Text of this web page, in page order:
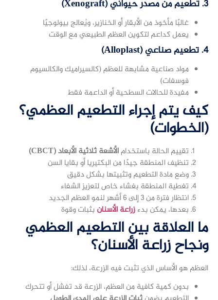
3. تطعيم من مصدر حيواني (Xenograft)
غالبًا مأخوذ من الأبقار أو الخنازير، ويُعالج بيولوجيًا
يعمل كداعم لتكوين العظم الطبيعي مع الوقت
4. تطعيم صناعي (Alloplast)
مواد صناعية مشابهة للعظم (كالسيراميك والكالسيوم
فوسفات)
مفيدة للحالات السطحية أو الداعمة فقط
كيف يتم إجراء التطعيم العظمي؟
(الخطوات)
تقييم الحالة باستخدامالأشعة ثلاثية الأبعاد (CBCT)
تنظيف المنطقة جيدًا من البكتيريا أو بقايا السن
وضع مادة التطعيم وتثبيتها بشكل دقيق
تغطية المنطقة بغشاء خاص لتعزيز الشفاء
انتظار فترة من 3 إلى 6 أشهر لنمو العظم الجديد
بعدها، يمكن بدءزراعة الأسنانبثبات وقوة
ما العلاقة بين التطعيم العظمي
ونجاح زراعة الأسنان؟
العظم هو الأساس الذي تثبت فيه الزرعة، لذلك:
بدون كمية كافية من العظم، الزرعة قد تفشل أو تتحرك